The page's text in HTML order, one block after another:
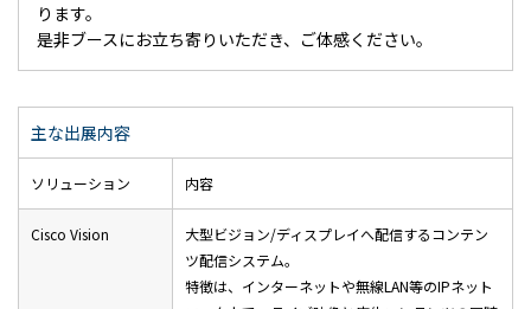
ります。
是非ブースにお立ち寄りいただき、ご体感ください。
主な出展内容
ソリューション 内容
Cisco Vision
大型ビジョン/ディスプレイへ配信するコンテン
ツ配信システム。
特徴は、インターネットや無線LAN等のIPネット